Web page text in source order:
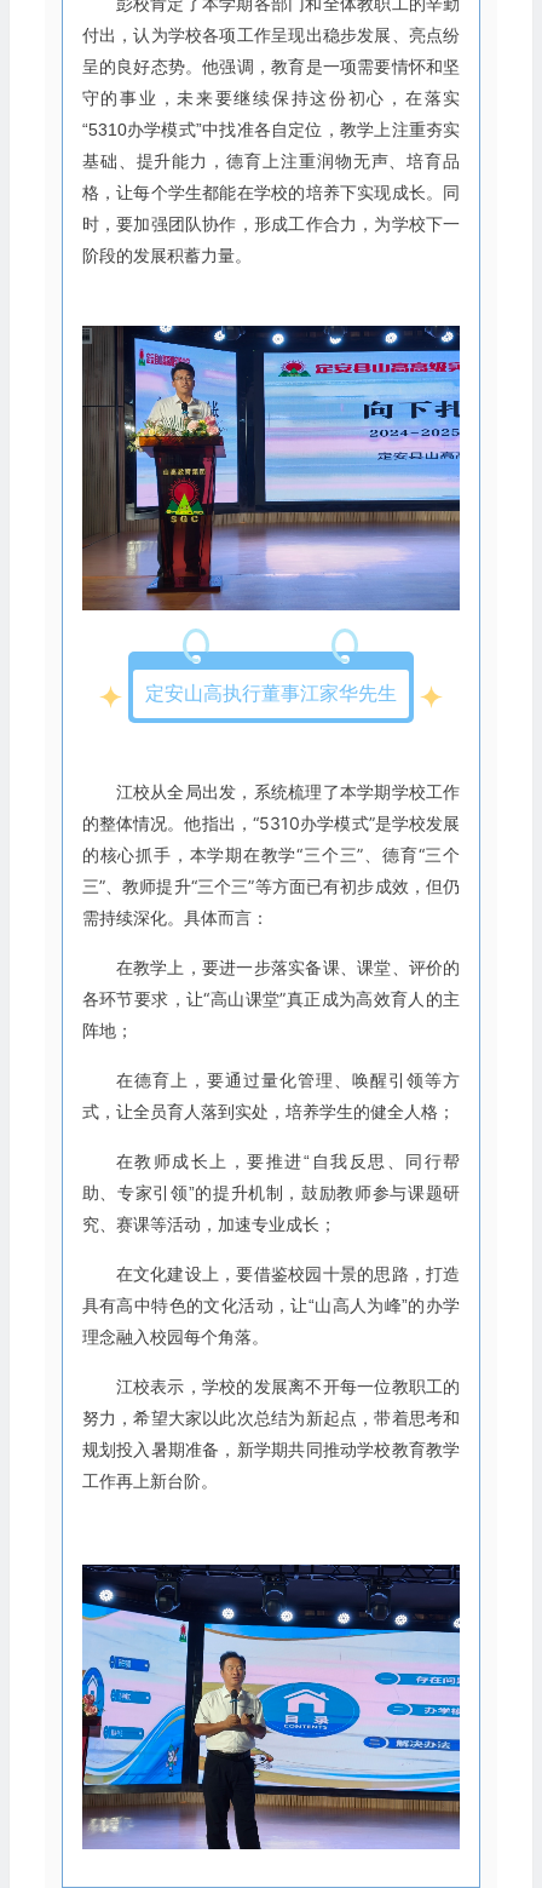
彭校肯定了本学期各部门和全体教职工的辛勤
付出，认为学校各项工作呈现出稳步发展、亮点纷
呈的良好态势。他强调，教育是一项需要情怀和坚
守的事业，未来要继续保持这份初心，在落实
“5310办学模式”中找准各自定位，教学上注重夯实
基础、提升能力，德育上注重润物无声、培育品
格，让每个学生都能在学校的培养下实现成长。同
时，要加强团队协作，形成工作合力，为学校下一
阶段的发展积蓄力量。
定安山高执行董事江家华先生
江校从全局出发，系统梳理了本学期学校工作
的整体情况。他指出，“5310办学模式”是学校发展
的核心抓手，本学期在教学“三个三”、德育“三个
三”、教师提升“三个三”等方面已有初步成效，但仍
需持续深化。具体而言：
在教学上，要进一步落实备课、课堂、评价的
各环节要求，让“高山课堂”真正成为高效育人的主
阵地；
在德育上，要通过量化管理、唤醒引领等方
式，让全员育人落到实处，培养学生的健全人格；
在教师成长上，要推进“自我反思、同行帮
助、专家引领”的提升机制，鼓励教师参与课题研
究、赛课等活动，加速专业成长；
在文化建设上，要借鉴校园十景的思路，打造
具有高中特色的文化活动，让“山高人为峰”的办学
理念融入校园每个角落。
江校表示，学校的发展离不开每一位教职工的
努力，希望大家以此次总结为新起点，带着思考和
规划投入暑期准备，新学期共同推动学校教育教学
工作再上新台阶。